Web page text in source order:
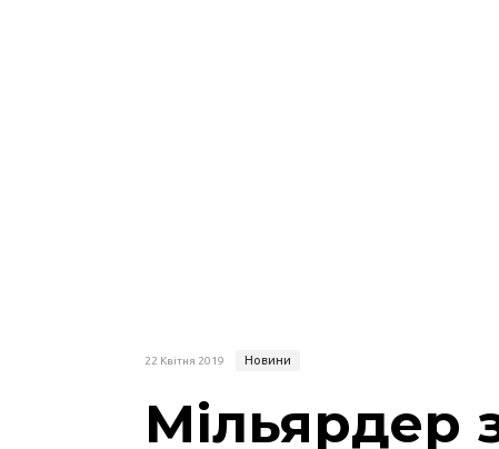
22 Квітня 2019 Новини
Мільярдер